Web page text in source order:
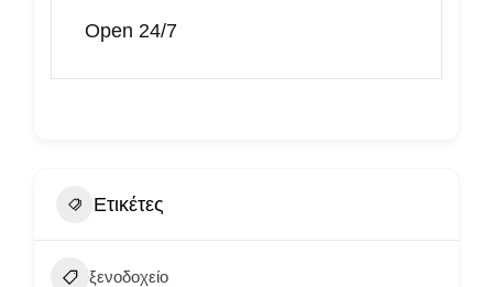
Open 24/7
Ετικέτες
ξενοδοχείο